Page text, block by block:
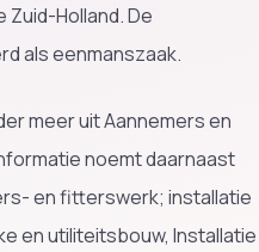
Holland. De
als eenmanszaak.
meer uit Aannemers en
noemt daarnaast
en fitterswerk; installatie
en utiliteitsbouw, Installatie